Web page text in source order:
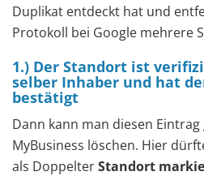
Duplikat entdeckt hat und
Protokoll bei Google mehrere
1.) Der Standort ist
selber Inhaber und hat
bestätigt
Dann kann man diesen
MyBusiness löschen. Hier
als DoppelterStandort